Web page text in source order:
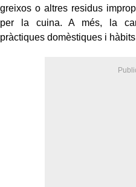
greixos o altres residus
per la cuina. A més, la
pràctiques domèstiques i